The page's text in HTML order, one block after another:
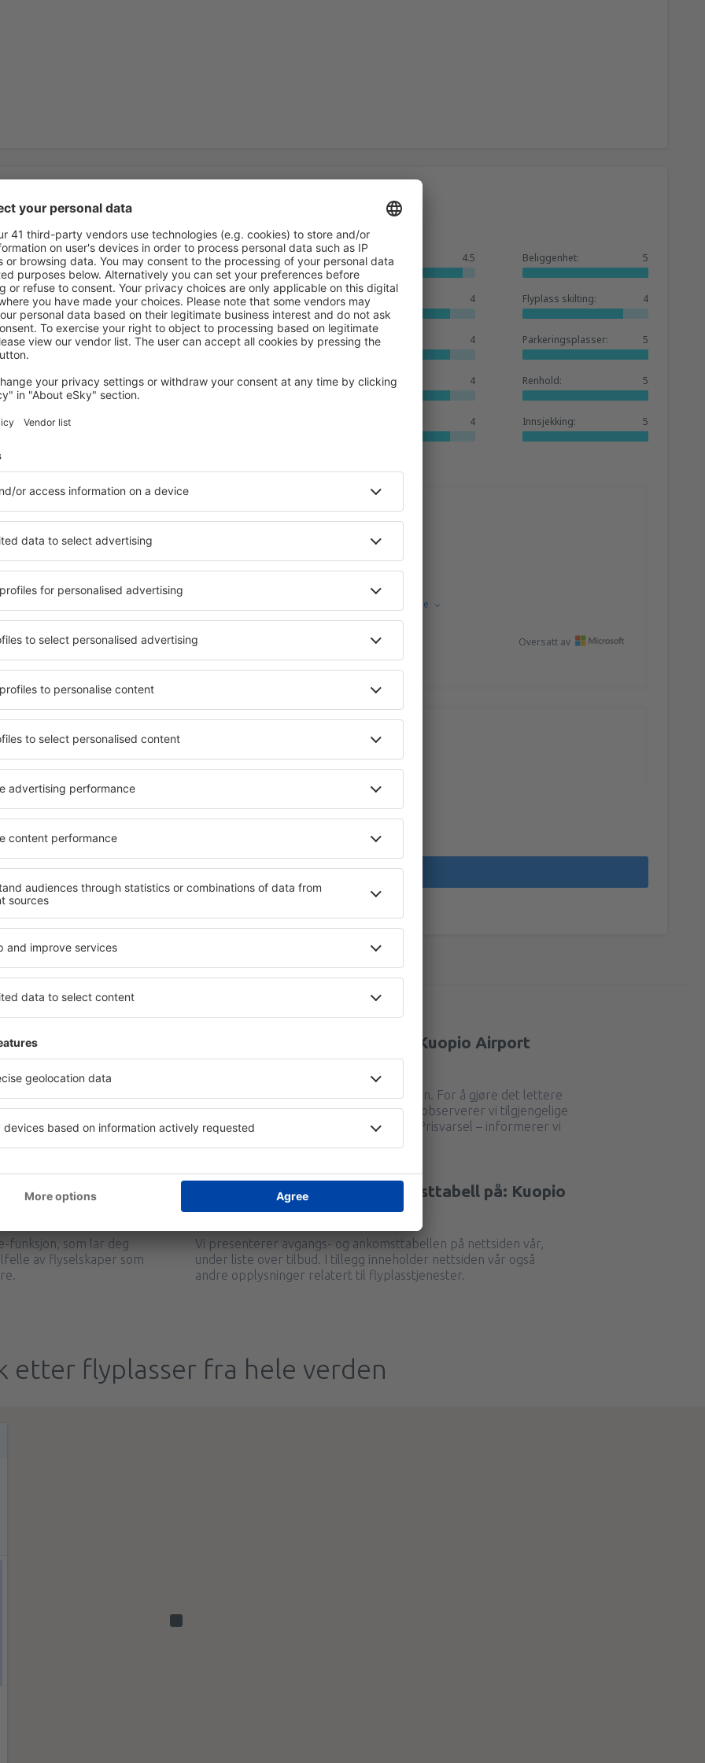
Lufthavn
på2
fra ekte brukere
Generelt: 4.5 Beliggenhet: 5
Venterom: 4 Flyplass skilting: 4
Butikker: 4 Parkeringsplasser: 5
Hotellbase: 4 Renhold: 5
4 Innsjekking: 5
4.5
Ireland, Nice lufthavn
Vurderingsinformasjon
Veldig hyggelig og hjelpsomt personale.
Vis kilde
Oversatt av
2023 4
Excellent
Vurderingsinformasjon
Hjelpsom
Se anmeldelser
Airport
som flyr til og fra
vår.
✔️ Når er det billigst å fly fra Kuopio Airport
flyplassen?
Flyselskapers tilbud endrer seg hele tiden. For å gjøre det lettere
for deg å finne de billigste flybillettene, observerer vi tilgjengelige
tilbud hele tiden, og hvis du bruker vårt Prisvarsel – informerer vi
reiser med
funksjon, som lar deg
av flyselskaper som
✔️ Hva er avgangs- og ankomsttabell på: Kuopio
Airport?
Vi presenterer avgangs- og ankomsttabellen på nettsiden vår,
under liste over tilbud. I tillegg inneholder nettsiden vår også
andre opplysninger relatert til flyplasstjenester.
etter flyplasser fra hele verden